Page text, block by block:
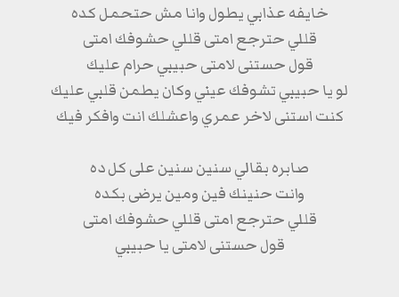
خايفه عذابي يطول وانا مش حتحمل كده
قللي حترجع امتى قللي حشوفك امتى
قول حستنى لامتى حبيبي حرام عليك
لو يا حبيبي تشوفك عيني وكان يطمن قلبي عليك
كنت استنى لاخر عمري واعشلك انت وافكر فيك
صابره بقالي سنين سنين على كل ده
وانت حنينك فين ومين يرضى بكده
قللي حترجع امتى قللي حشوفك امتى
قول حستنى لامتى يا حبيبي